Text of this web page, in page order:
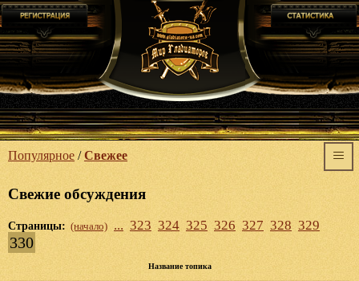
Популярное /Свежее
Свежие обсуждения
Страницы: (начало) ... 323 324 325 326 327 328 329
330
Название топика